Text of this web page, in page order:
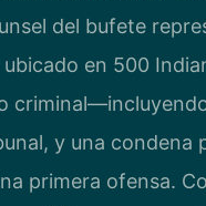
del bufete
ubicado en 500
y una condena
primera ofensa.